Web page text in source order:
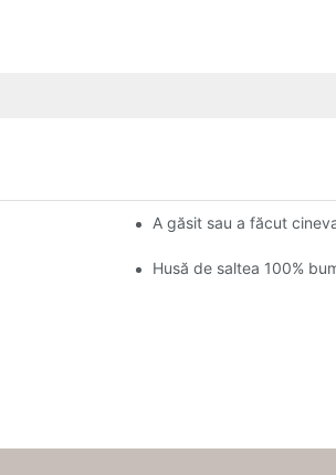
și se pare că este sânge pe ea?
A găsit sau a făcut
lor urâte Husă de saltea 100%